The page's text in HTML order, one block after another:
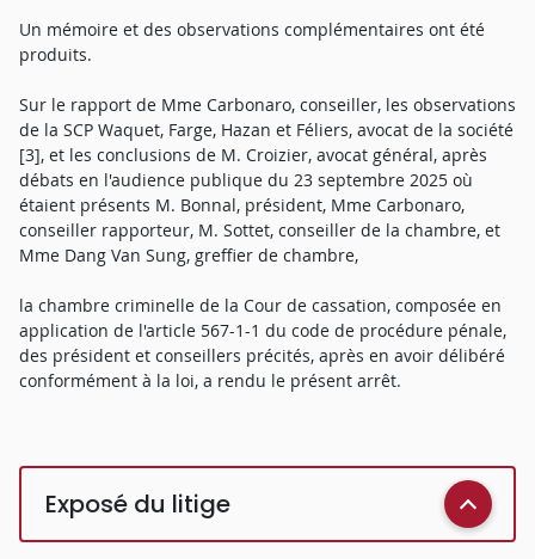
Un mémoire et des observations complémentaires ont été
produits.
Sur le rapport de Mme Carbonaro, conseiller, les observations
de la SCP Waquet, Farge, Hazan et Féliers, avocat de la société
[3], et les conclusions de M. Croizier, avocat général, après
débats en l'audience publique du 23 septembre 2025 où
étaient présents M. Bonnal, président, Mme Carbonaro,
conseiller rapporteur, M. Sottet, conseiller de la chambre, et
Mme Dang Van Sung, greffier de chambre,
la chambre criminelle de la Cour de cassation, composée en
application de l'article 567-1-1 du code de procédure pénale,
des président et conseillers précités, après en avoir délibéré
conformément à la loi, a rendu le présent arrêt.
Exposé du litige